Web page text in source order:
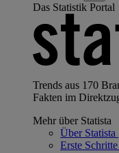
Das Statistik Portal
Trends aus 170
Fakten im
Mehr über Statista
Über Statista
Erste